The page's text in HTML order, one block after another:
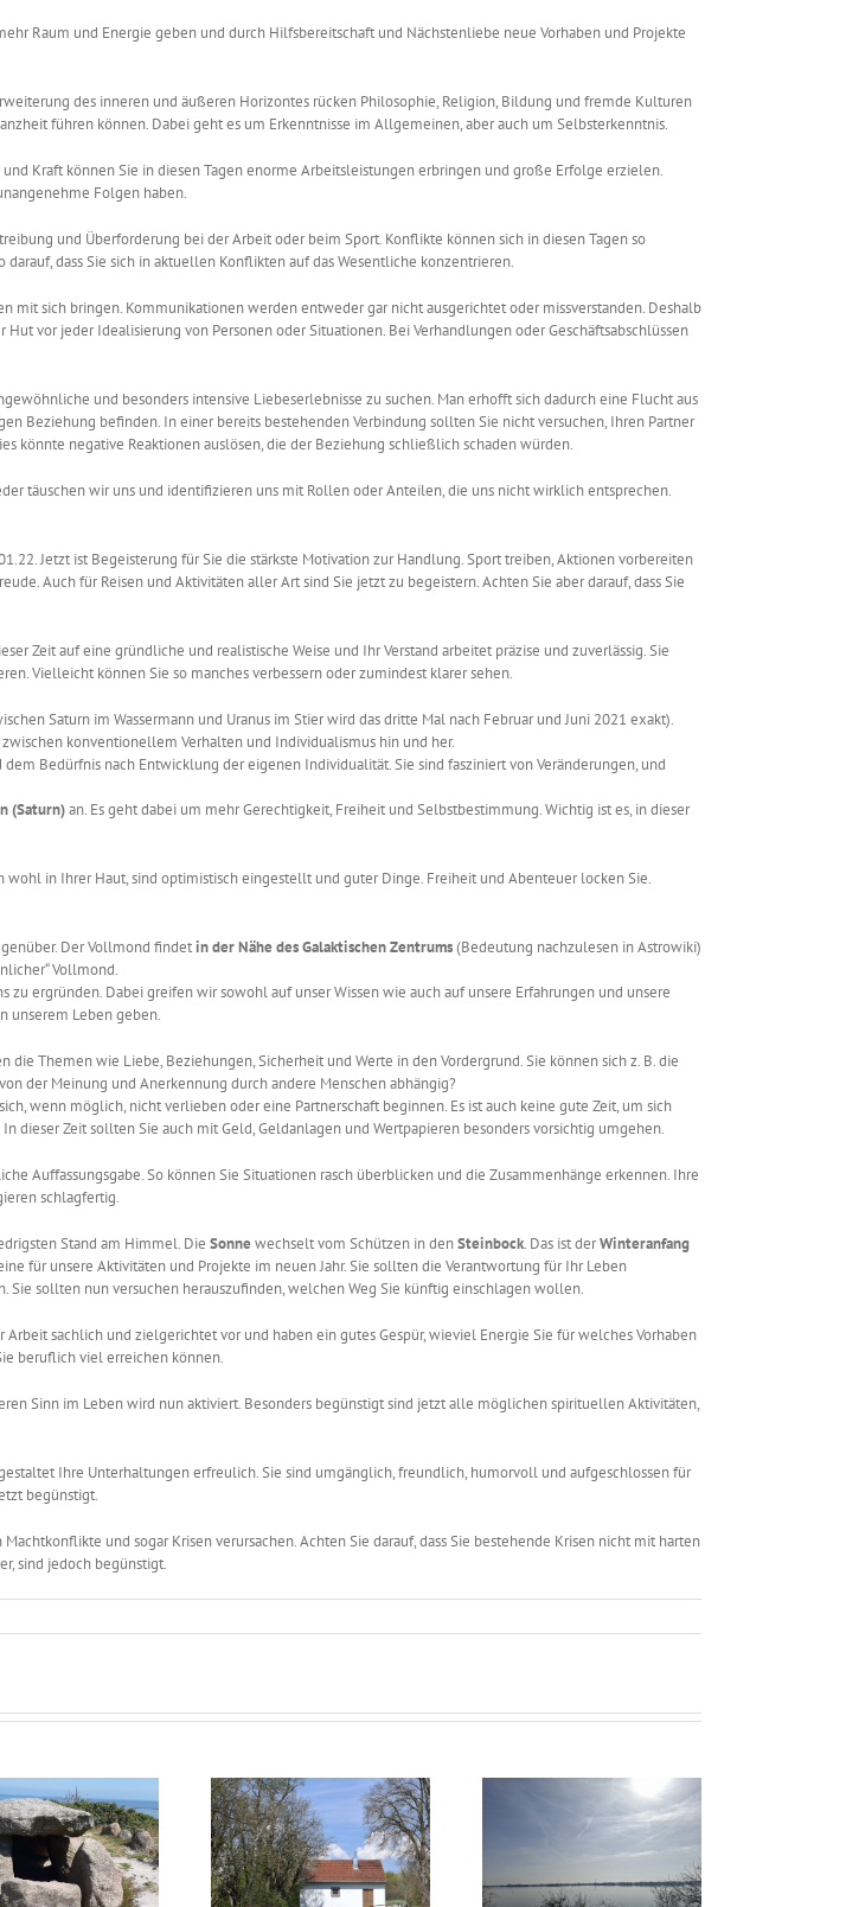
Raum und Energie geben und durch Hilfsbereitschaft und Nächstenliebe neue Vorhaben und Projekte
des inneren und äußeren Horizontes rücken Philosophie, Religion, Bildung und fremde Kulturen
führen können. Dabei geht es um Erkenntnisse im Allgemeinen, aber auch um Selbsterkenntnis.
Kraft können Sie in diesen Tagen enorme Arbeitsleistungen erbringen und große Erfolge erzielen.
Folgen haben.
und Überforderung bei der Arbeit oder beim Sport. Konflikte können sich in diesen Tagen so
dass Sie sich in aktuellen Konflikten auf das Wesentliche konzentrieren.
mit sich bringen. Kommunikationen werden entweder gar nicht ausgerichtet oder missverstanden. Deshalb
vor jeder Idealisierung von Personen oder Situationen. Bei Verhandlungen oder Geschäftsabschlüssen
und besonders intensive Liebeserlebnisse zu suchen. Man erhofft sich dadurch eine Flucht aus
Beziehung befinden. In einer bereits bestehenden Verbindung sollten Sie nicht versuchen, Ihren Partner
könnte negative Reaktionen auslösen, die der Beziehung schließlich schaden würden.
täuschen wir uns und identifizieren uns mit Rollen oder Anteilen, die uns nicht wirklich entsprechen.
Jetzt ist Begeisterung für Sie die stärkste Motivation zur Handlung. Sport treiben, Aktionen vorbereiten
Auch für Reisen und Aktivitäten aller Art sind Sie jetzt zu begeistern. Achten Sie aber darauf, dass Sie
Zeit auf eine gründliche und realistische Weise und Ihr Verstand arbeitet präzise und zuverlässig. Sie
Vielleicht können Sie so manches verbessern oder zumindest klarer sehen.
Saturn im Wassermann und Uranus im Stier wird das dritte Mal nach Februar und Juni 2021 exakt).
konventionellem Verhalten und Individualismus hin und her.
Bedürfnis nach Entwicklung der eigenen Individualität. Sie sind fasziniert von Veränderungen, und
(Saturn)an. Es geht dabei um mehr Gerechtigkeit, Freiheit und Selbstbestimmung. Wichtig ist es, in dieser
wohl in Ihrer Haut, sind optimistisch eingestellt und guter Dinge. Freiheit und Abenteuer locken Sie.
Der Vollmond findetin der Nähe des Galaktischen Zentrums(Bedeutung nachzulesen in Astrowiki)
Vollmond.
ergründen. Dabei greifen wir sowohl auf unser Wissen wie auch auf unsere Erfahrungen und unsere
unserem Leben geben.
die Themen wie Liebe, Beziehungen, Sicherheit und Werte in den Vordergrund. Sie können sich z. B. die
der Meinung und Anerkennung durch andere Menschen abhängig?
wenn möglich, nicht verlieben oder eine Partnerschaft beginnen. Es ist auch keine gute Zeit, um sich
dieser Zeit sollten Sie auch mit Geld, Geldanlagen und Wertpapieren besonders vorsichtig umgehen.
Auffassungsgabe. So können Sie Situationen rasch überblicken und die Zusammenhänge erkennen. Ihre
schlagfertig.
Stand am Himmel. Die Sonne wechselt vom Schützen in denSteinbock. Das ist derWinteranfang
für unsere Aktivitäten und Projekte im neuen Jahr. Sie sollten die Verantwortung für Ihr Leben
sollten nun versuchen herauszufinden, welchen Weg Sie künftig einschlagen wollen.
Arbeit sachlich und zielgerichtet vor und haben ein gutes Gespür, wieviel Energie Sie für welches Vorhaben
beruflich viel erreichen können.
Sinn im Leben wird nun aktiviert. Besonders begünstigt sind jetzt alle möglichen spirituellen Aktivitäten,
Ihre Unterhaltungen erfreulich. Sie sind umgänglich, freundlich, humorvoll und aufgeschlossen für
begünstigt.
und sogar Krisen verursachen. Achten Sie darauf, dass Sie bestehende Krisen nicht mit harten
sind jedoch begünstigt.
Astrologisch durch das
Jahr – Mai 2026
Astrologisch durch das
Jahr – April 2026
Astrologisch durch das
Jahr – August 2026